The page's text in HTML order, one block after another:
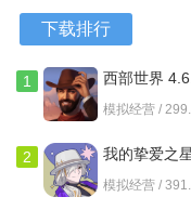
~金币来源(萌新)
(交易站卖物资获取，
市民帮你谈生意获取，
下载排行
1 西部世界
模拟经营 /
2
我的挚爱之
1.0.0 安卓版
模拟经营 /